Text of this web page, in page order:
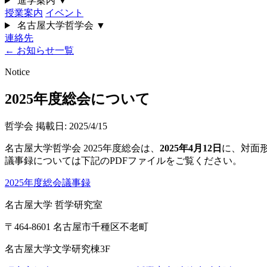
授業案内 イベント
名古屋大学哲学会 ▼
連絡先
← お知らせ一覧
Notice
2025年度総会について
哲学会 掲載日: 2025/4/15
名古屋大学哲学会 2025年度総会は、 2025年4月12日 に、対面
議事録については下記のPDFファイルをご覧ください。
2025年度総会議事録
名古屋大学 哲学研究室
〒464-8601 名古屋市千種区不老町
名古屋大学文学研究棟3F